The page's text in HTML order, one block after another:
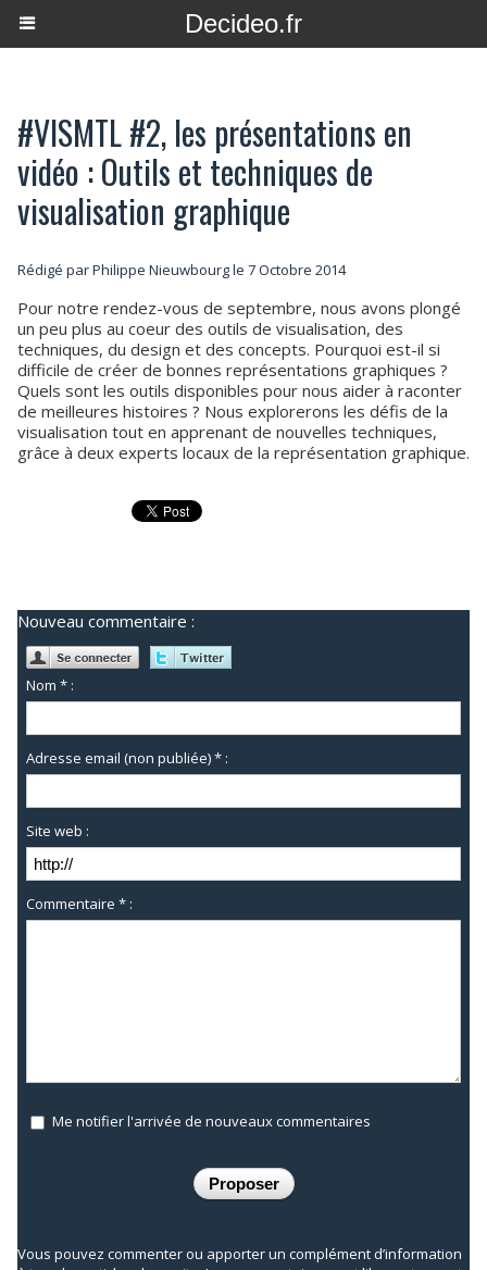
Decideo.fr
#VISMTL #2, les présentations en
vidéo : Outils et techniques de
visualisation graphique
Rédigé parPhilippe Nieuwbourgle 7 Octobre 2014
Pour notre rendez-vous de septembre, nous avons plongé
un peu plus au coeur des outils de visualisation, des
techniques, du design et des concepts. Pourquoi est-il si
difficile de créer de bonnes représentations graphiques ?
Quels sont les outils disponibles pour nous aider à raconter
de meilleures histoires ? Nous explorerons les défis de la
visualisation tout en apprenant de nouvelles techniques,
grâce à deux experts locaux de la représentation graphique.
Nouveau commentaire :
Nom * :
Adresse email (non publiée) * :
Site web :
Commentaire * :
Me notifier l'arrivée de nouveaux commentaires
Vous pouvez commenter ou apporter un complément d’information